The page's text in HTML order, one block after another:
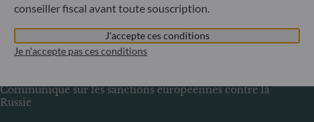
Luxembourg sous le numéro B 29891 Agréé et supervisé
par la commission de Surveillance du Secteur Financier
(CSSF)
Communiqué sur les sanctions européennes contre la
Russie
conseiller fiscal avant toute souscription.
J'accepte ces conditions
Je n'accepte pas ces conditions